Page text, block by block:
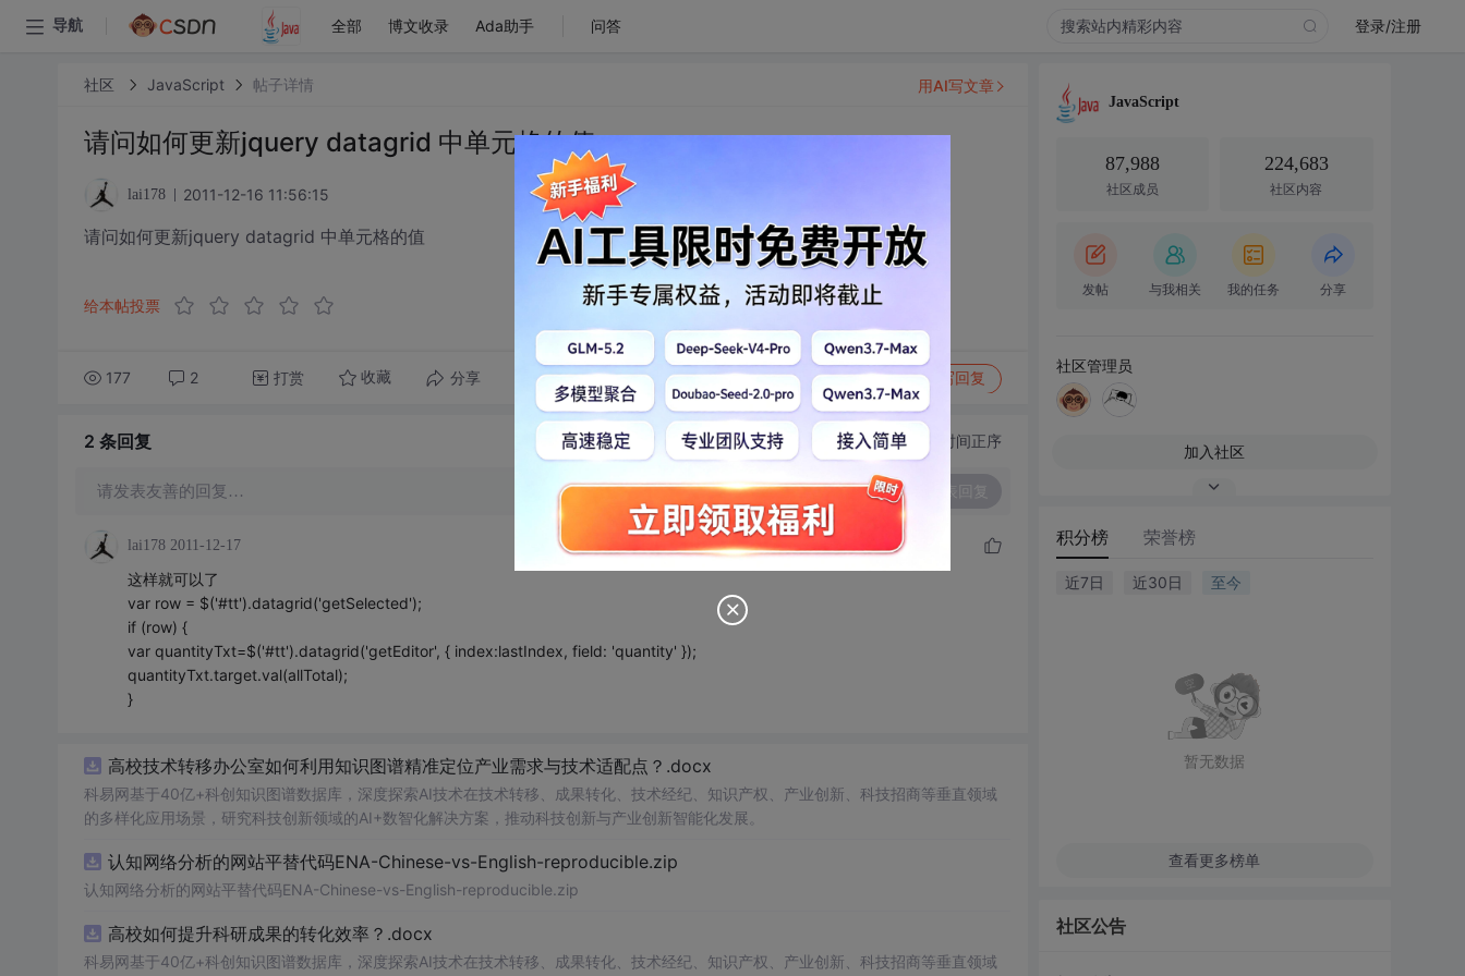
导航 全部 博文收录 Ada助手 问答 登录/注册
社区 JavaScript 帖子详情
请问如何更新jquery datagrid 中单元格的值
lai178 2011-12-16 11:56:15
请问如何更新jquery datagrid 中单元格的值
给本帖投票
177 2 打赏 收藏 分享 转发到动态 举报 写回复
用AI写文章
2 条回复 切换为时间正序
请发表友善的回复…
lai178 2011-12-17
这样就可以了
var row = $('#tt').datagrid('getSelected');
if (row) {
var quantityTxt=$('#tt').datagrid('getEditor', { index:lastIndex, field: 'quantity' });
quantityTxt.target.val(allTotal);
}
高校技术转移办公室如何利用知识图谱精准定位产业需求与技术适配点？.docx
科易网基于40亿+科创知识图谱数据库，深度探索AI技术在技术转移、成果转化、技术经纪、知识产权、产业创新、科技招商等垂直领域
的多样化应用场景，研究科技创新领域的AI+数智化解决方案，推动科技创新与产业创新智能化发展。
认知网络分析的网站平替代码ENA-Chinese-vs-English-reproducible.zip
认知网络分析的网站平替代码ENA-Chinese-vs-English-reproducible.zip
高校如何提升科研成果的转化效率？.docx
科易网基于40亿+科创知识图谱数据库，深度探索AI技术在技术转移、成果转化、技术经纪、知识产权、产业创新、科技招商等垂直领域
JavaScript
87,988
社区成员
224,683
社区内容
发帖 与我相关 我的任务 分享
社区管理员
加入社区
积分榜 荣誉榜
近7日 近30日 至今
暂无数据
查看更多榜单
社区公告